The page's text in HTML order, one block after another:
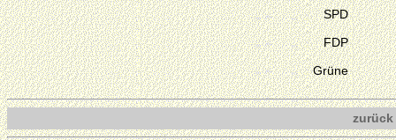
SPD
FDP
Grüne
zurück